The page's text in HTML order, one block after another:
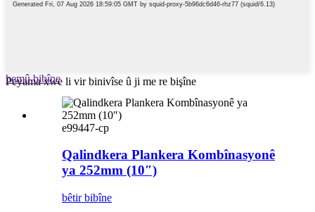
Peyama xwe li vir binivîse û ji me re bişîne
hemû bibîne
e99447-cp
Qalindkera Plankera Kombînasyonê
ya 252mm (10″)
bêtir bibîne